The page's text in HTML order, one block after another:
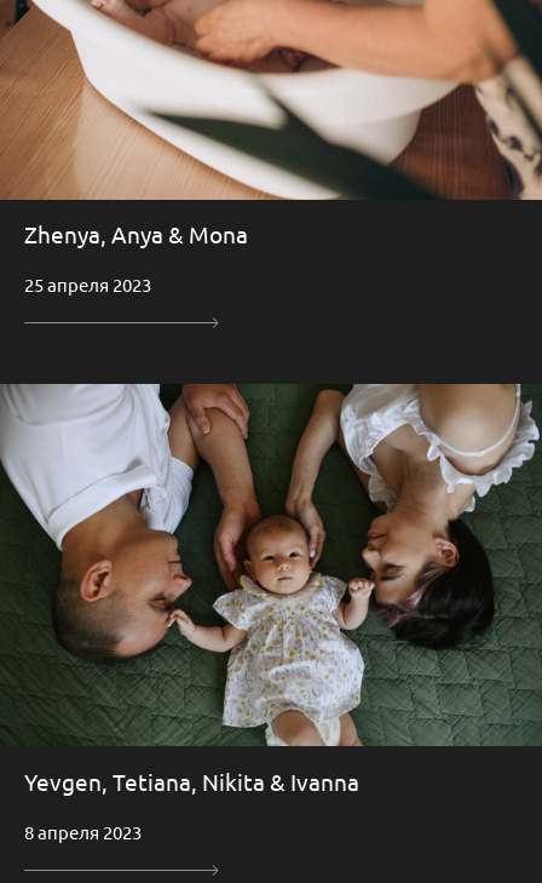
Zhenya, Anya & Mona
25 апреля 2023
Yevgen, Tetiana, Nikita & Ivanna
8 апреля 2023